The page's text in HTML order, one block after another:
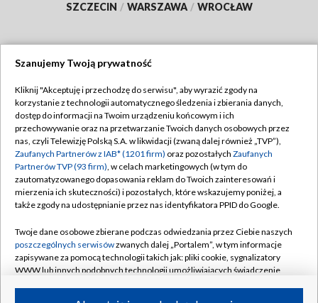
SZCZECIN / WARSZAWA / WROCŁAW
TVP
Abonament TVP
Emisja w TVP
Centrum informacji TVP
Naziemna Telewizja Cyfrowa
Rada Programowa
System NOS
Informacje o nadawcy
Regulamin TVP
Polityka prywatności
Moje zgody
Pomoc
Kontakt
Kanały
Szanujemy Twoją prywatność
Kliknij "Akceptuję i przechodzę do serwisu", aby wyrazić zgody na
korzystanie z technologii automatycznego śledzenia i zbierania danych,
dostęp do informacji na Twoim urządzeniu końcowym i ich
przechowywanie oraz na przetwarzanie Twoich danych osobowych przez
nas, czyli Telewizję Polską S.A. w likwidacji (zwaną dalej również „TVP”),
Zaufanych Partnerów z IAB* (1201 firm) oraz pozostałych Zaufanych
Partnerów TVP (93 firm), w celach marketingowych (w tym do
zautomatyzowanego dopasowania reklam do Twoich zainteresowań i
mierzenia ich skuteczności) i pozostałych, które wskazujemy poniżej, a
także zgody na udostępnianie przez nas identyfikatora PPID do Google.
Twoje dane osobowe zbierane podczas odwiedzania przez Ciebie naszych
poszczególnych serwisówzwanych dalej „Portalem”, w tym informacje
zapisywane za pomocą technologii takich jak: pliki cookie, sygnalizatory
WWW lub innych podobnych technologii umożliwiających świadczenie